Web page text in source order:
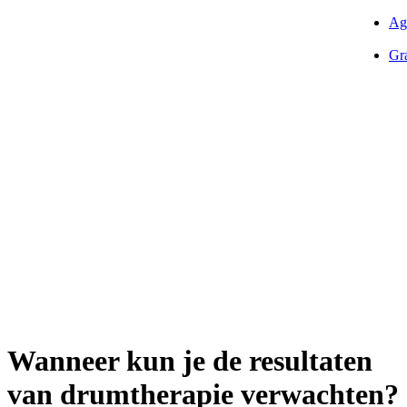
Wanneer kun je de resultaten
van drumtherapie verwachten?